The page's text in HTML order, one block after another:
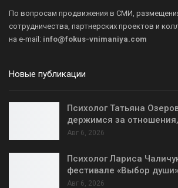
По вопросам продвижения в СМИ,
сотрудничества, партнерских проектов и
на e-mail: info@fokus-vnimaniya.com
Новые публикации
Психолог Татьяна
держимся за
Авг 6, 2026
Психолог Лариса
фестивале «Выбор
Авг 6, 2026